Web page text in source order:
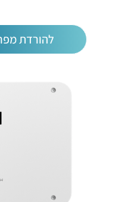
להורדת